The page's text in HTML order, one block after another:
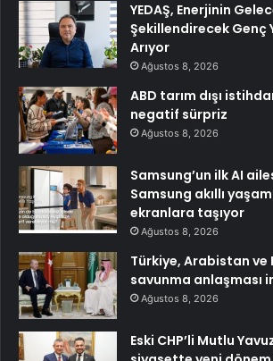
YEDAŞ, Enerjinin
Şekillendirecek Genç
Arıyor
Ağustos 8, 2026
ABD tarım dışı
negatif sürpriz
Ağustos 8, 2026
Samsung’un ilk AI
Samsung akıllı
ekranlara taşıyor
Ağustos 8, 2026
Türkiye, Arabistan ve
savunma anlaşması
Ağustos 8, 2026
Eski CHP’li Mutlu